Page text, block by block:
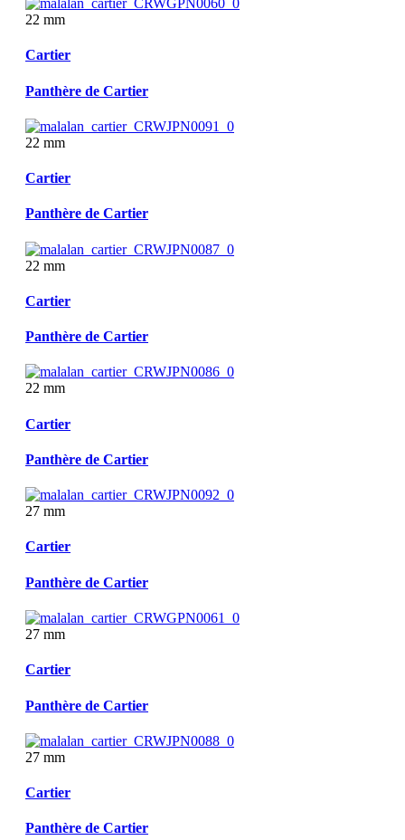
22 mm
Cartier
Panthère de Cartier
22 mm
Cartier
Panthère de Cartier
22 mm
Cartier
Panthère de Cartier
22 mm
Cartier
Panthère de Cartier
27 mm
Cartier
Panthère de Cartier
27 mm
Cartier
Panthère de Cartier
27 mm
Cartier
Panthère de Cartier